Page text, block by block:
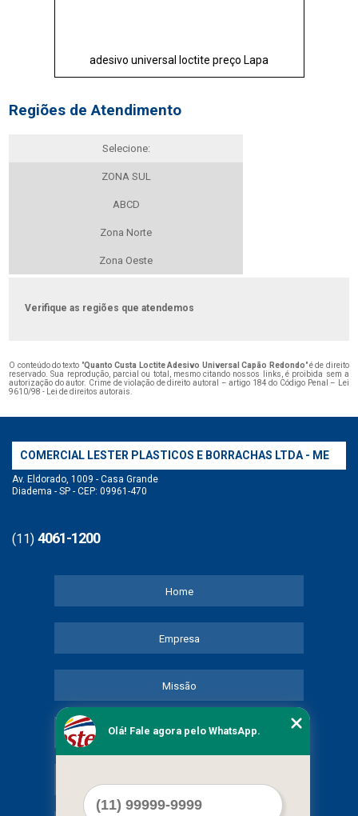
adesivo universal loctite preço Lapa
Regiões de Atendimento
Selecione:
ZONA SUL
ABCD
Zona Norte
Zona Oeste
Verifique as regiões que atendemos
O conteúdo do texto "Quanto Custa Loctite Adesivo Universal Capão Redondo" é de direito
reservado. Sua reprodução, parcial ou total, mesmo citando nossos links, é proibida sem a
autorização do autor. Crime de violação de direito autoral – artigo 184 do Código Penal –
Lei
9610/98 - Lei de direitos autorais
COMERCIAL LESTER PLASTICOS E BORRACHAS LTDA - ME
Av. Eldorado, 1009 - Casa Grande
Diadema - SP - CEP: 09961-470
(11) 4061-1200
Home
Empresa
Missão
Serviços
Olá! Fale agora pelo WhatsApp.